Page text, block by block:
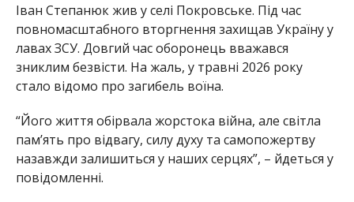
Іван Степанюк жив у селі Покровське. Під час
повномасштабного вторгнення захищав Україну у
лавах ЗСУ. Довгий час оборонець вважався
зниклим безвісти. На жаль, у травні 2026 року
стало відомо про загибель воїна.
“Його життя обірвала жорстока війна, але світла
пам’ять про відвагу, силу духу та самопожертву
назавжди залишиться у наших серцях”, – йдеться у
повідомленні.